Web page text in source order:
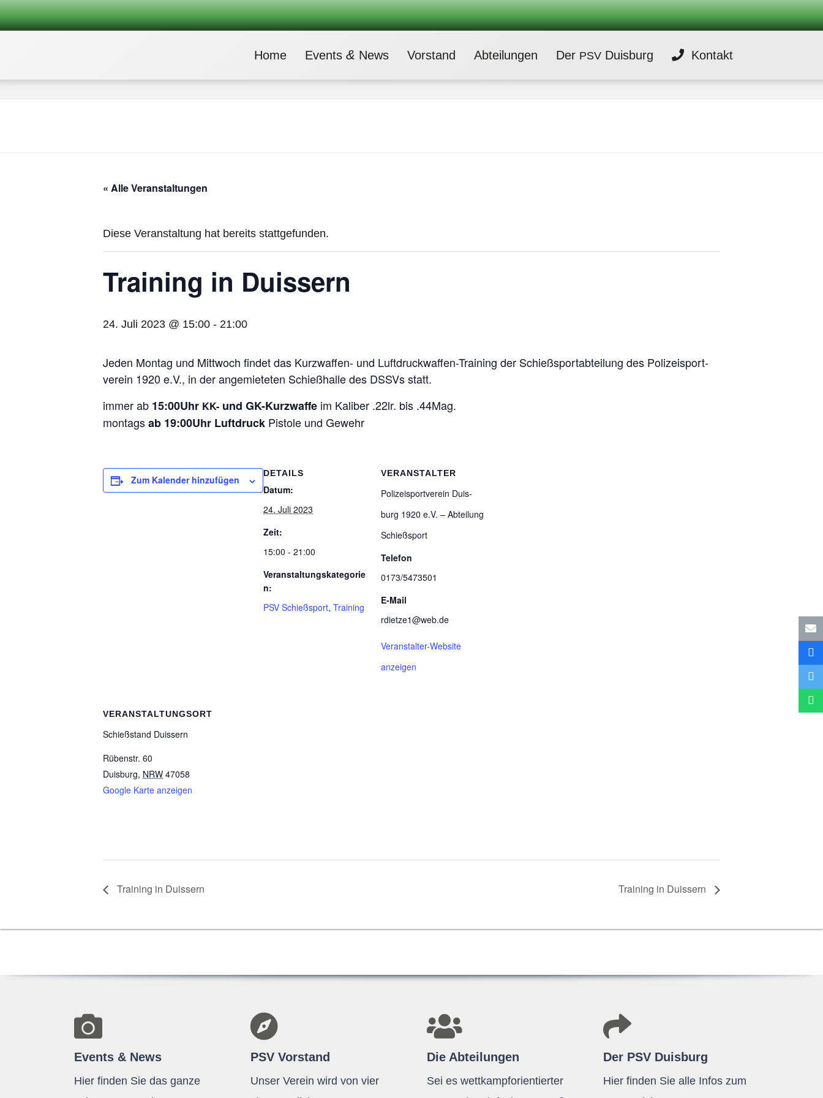
Home Events & News Vor­stand Abtei­lun­gen Der PSVDuisburg Kontakt
« Alle Veranstaltungen
Diese Veranstaltung hat bereits stattgefunden.
Trai­ning in Duissern
24. Juli 2023 @ 15:00 - 21:00
Jeden Mon­tag und Mitt­woch fin­det das Kurz­waf­fen- und Luft­druck­waf­fen-Trai­ning der Schieß­sport­ab­tei­lung des Poli­zei­sport­
ver­ein 1920 e.V., in der ange­mie­te­ten Schieß­halle des DSSVs statt.
immer ab 15:00Uhr KK- und GK-Kurz­waffe im Kali­ber .22lr. bis .44Mag.
mon­tagsab 19:00Uhr Luft­druck Pis­tole und Gewehr
Zum Kalender hinzufügen
DETAILS
Datum:
24. Juli 2023
Zeit:
15:00 - 21:00
Veranstaltungskategorie
n:
PSV Schießsport, Training
VERANSTALTER
Poli­zei­sport­ver­ein Duis­
burg 1920 e.V. – Abtei­lung
Schießsport
Telefon
0173/5473501
E-Mail
rdietze1@web.de
Veranstalter-Website
anzeigen
VERANSTALTUNGSORT
Schieß­stand Duissern
Rübenstr. 60
Duisburg, NRW 47058
Google Karte anzeigen
Trai­ning in Duissern Trai­ning in Duissern
Events & News
Hier finden Sie das ganze
PSV Vorstand
Unser Verein wird von vier
Die Abteilungen
Sei es wettkampforientierter
Der PSV Duisburg
Hier finden Sie alle Infos zum